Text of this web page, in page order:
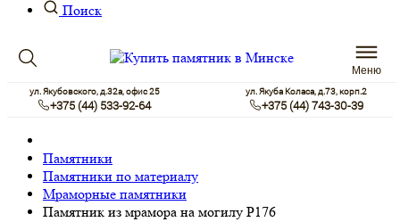
Поиск
Меню
ул. Якубовского, д.32а, офис 25
+375 (44) 533-92-64
ул. Якуба Коласа, д.73, корп.2
+375 (44) 743-30-39
Памятники
Памятники по материалу
Мраморные памятники
Памятник из мрамора на могилу Р176